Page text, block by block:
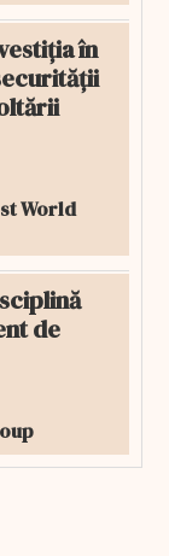
în
World
de